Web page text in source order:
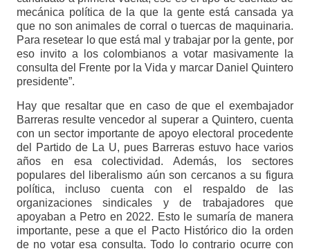
mecánica política de la que la gente está cansada ya
que no son animales de corral o tuercas de maquinaria.
Para resetear lo que está mal y trabajar por la gente, por
eso invito a los colombianos a votar masivamente la
consulta del Frente por la Vida y marcar Daniel Quintero
presidente”.
Hay que resaltar que en caso de que el exembajador
Barreras resulte vencedor al superar a Quintero, cuenta
con un sector importante de apoyo electoral procedente
del Partido de La U, pues Barreras estuvo hace varios
años en esa colectividad. Además, los sectores
populares del liberalismo aún son cercanos a su figura
política, incluso cuenta con el respaldo de las
organizaciones sindicales y de trabajadores que
apoyaban a Petro en 2022. Esto le sumaría de manera
importante, pese a que el Pacto Histórico dio la orden
de no votar esa consulta. Todo lo contrario ocurre con